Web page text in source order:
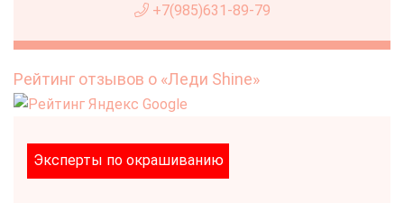
+7(985)631-89-79
Рейтинг отзывов о «Леди Shine»
Эксперты по окрашиванию